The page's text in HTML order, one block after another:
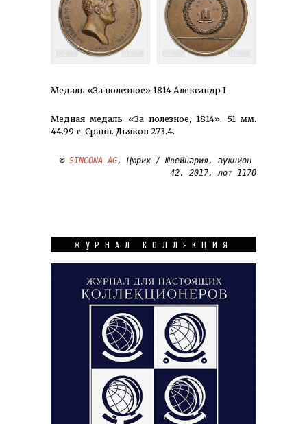
Медаль «За полезное» 1814 Александр I
Медная медаль «За полезное, 1814». 51 мм.
44.99 г. Сравн. Дьяков 273.4.
© SINCONA AG, Цюрих / Швейцария, аукцион
42, 2017, лот 1170
ЖУРНАЛ КОЛЛЕКЦИЯ